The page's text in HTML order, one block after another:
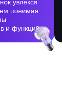
увлекся
понимая
и функций